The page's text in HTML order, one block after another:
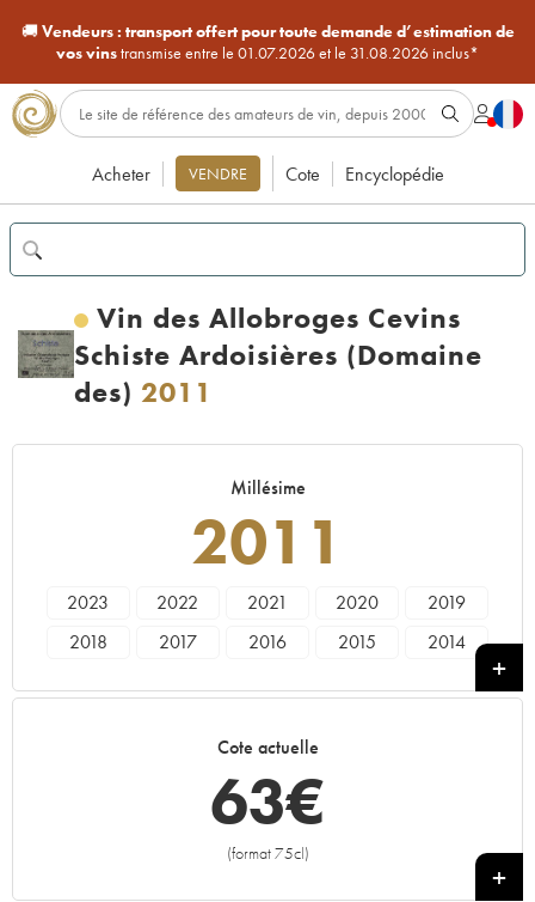
🚚Vendeurs : transport offert pour toute demande d’estimation de
vos vinstransmise entre le 01.07.2026 et le 31.08.2026 inclus*
Acheter VENDRE Cote Encyclopédie
Vin des Allobroges Cevins
Schiste Ardoisières (Domaine
des) 2011
Millésime
2011
2023 2022 2021 2020
2019
2018
2017 2016 2015
2014
Cote actuelle
63€
(format 75cl)
+